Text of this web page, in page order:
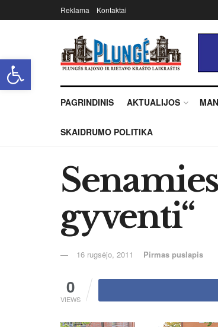
Open toolbar
Reklama Kontaktai
PAGRINDINIS AKTUALIJOS
SKAIDRUMO POLITIKA
gyventi“
16 rugsėjo, 2011 Pirmas puslapis
0
VIEWS